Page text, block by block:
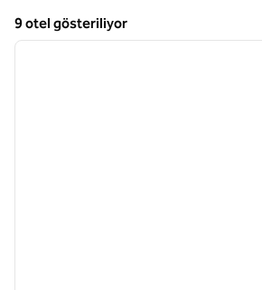
9 otel gösteriliyor
9 otel gösteriliyor
1 / 12